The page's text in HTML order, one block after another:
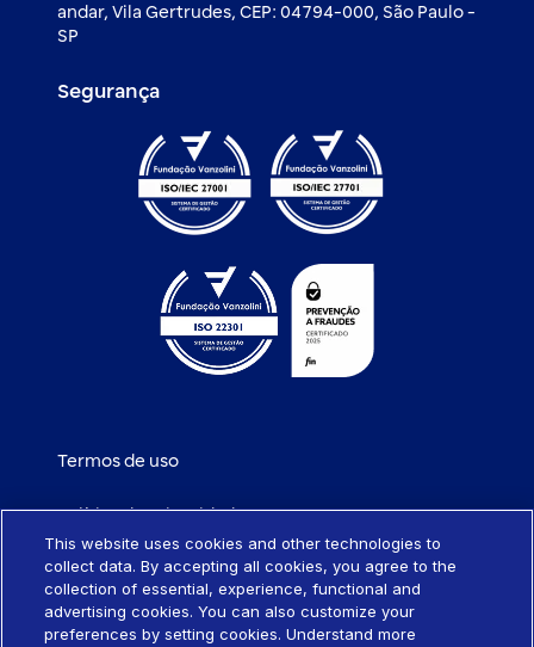
andar, Vila Gertrudes, CEP: 04794-000, São Paulo -
SP
Segurança
Termos de uso
Política de privacidade
Política de cookies
Portabilidade de empréstimo
This website uses cookies and other technologies to
collect data. By accepting all cookies, you agree to the
collection of essential, experience, functional and
advertising cookies. You can also customize your
preferences by setting cookies. Understand more